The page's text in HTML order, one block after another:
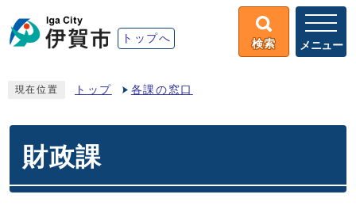
トップへ 検索 メニュー
現在位置 トップ 各課の窓口
財政課